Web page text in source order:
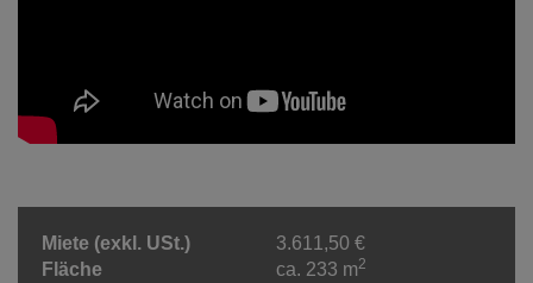
Miete (exkl. USt.)
3.611,50 €
Fläche
ca. 233 m2